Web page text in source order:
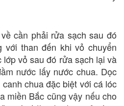
cần phải rửa sạch sau đó
với than đến khi vỏ chuyển
vỏ sau đó rửa sạch lại và
nước lấy nước chua. Dọc
chua đặc biệt với cá lóc
miền Bắc cũng vậy nếu cho